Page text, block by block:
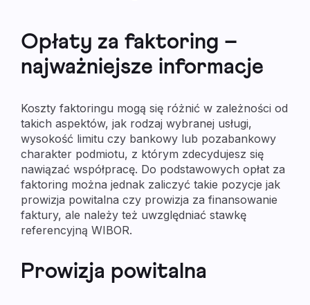
Opłaty za faktoring –
najważniejsze informacje
Koszty faktoringu mogą się różnić w zależności od
takich aspektów, jak rodzaj wybranej usługi,
wysokość limitu czy bankowy lub pozabankowy
charakter podmiotu, z którym zdecydujesz się
nawiązać współpracę. Do podstawowych opłat za
faktoring można jednak zaliczyć takie pozycje jak
prowizja powitalna czy prowizja za finansowanie
faktury, ale należy też uwzględniać stawkę
referencyjną WIBOR.
Prowizja powitalna